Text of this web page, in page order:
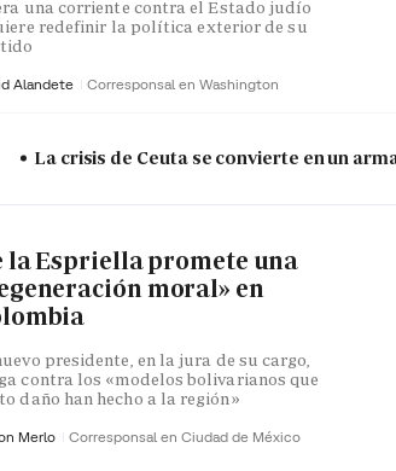
una corriente contra el Estado judío
redefinir la política exterior de su
Alandete Corresponsal en Washington
La crisis de Ceuta se convierte en un
la Espriella promete una
moral» en
presidente, en la jura de su cargo,
contra los «modelos bolivarianos que
daño han hecho a la región»
Merlo Corresponsal en Ciudad de México